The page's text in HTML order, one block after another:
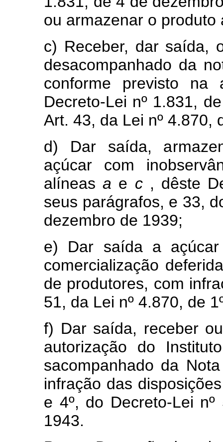
ou armazenar o
c) Receber, dar saída,
desacompanhado da
conforme previsto
Decreto-Lei nº 1.831,
Art. 43, da Lei nº 4.870,
d) Dar saída,
açúcar com
alíneasa e c, dêste
seus parágrafos, e 33,
dezembro de 1939;
e) Dar saída a
comercialização
de produtores, com
51, da Lei nº 4.870, de
f) Dar saída, receber
autorização do
sacompanhado da
infração das
e 4º, do Decreto-Lei
1943.